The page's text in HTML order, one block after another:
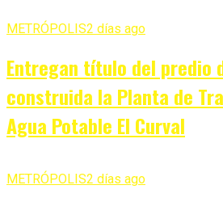
METRÓPOLIS2 días ago
Entregan título del predio
construida la Planta de
Agua Potable El Curval
METRÓPOLIS2 días ago